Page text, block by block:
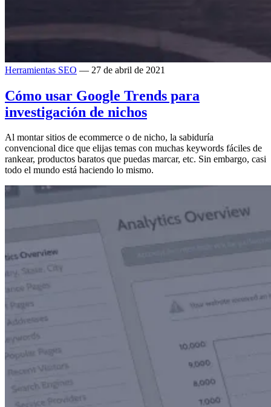
Herramientas SEO — 27 de abril de 2021
Cómo usar Google Trends para
investigación de nichos
Al montar sitios de ecommerce o de nicho, la sabiduría
convencional dice que elijas temas con muchas keywords fáciles de
rankear, productos baratos que puedas marcar, etc. Sin embargo, casi
todo el mundo está haciendo lo mismo.